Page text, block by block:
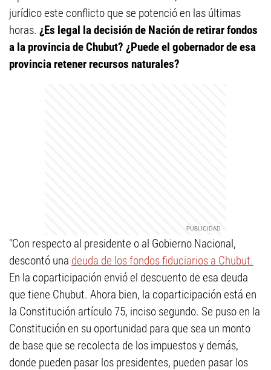
jurídico este conflicto que se potenció en las últimas
horas. ¿Es legal la decisión de Nación de retirar fondos
a la provincia de Chubut? ¿Puede el gobernador de esa
provincia retener recursos naturales?
"Con respecto al presidente o al Gobierno Nacional,
descontó una deuda de los fondos fiduciarios a Chubut.
En la coparticipación envió el descuento de esa deuda
que tiene Chubut. Ahora bien, la coparticipación está en
la Constitución artículo 75, inciso segundo. Se puso en la
Constitución en su oportunidad para que sea un monto
de base que se recolecta de los impuestos y demás,
donde pueden pasar los presidentes, pueden pasar los